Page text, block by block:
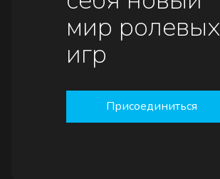
мир ролевых
игр
Присоединиться